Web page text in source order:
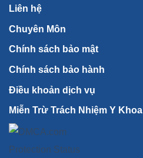
Liên hệ
Chuyên Môn
Chính sách bảo mật
Chính sách bảo hành
Điều khoản dịch vụ
Miễn Trừ Trách Nhiệm Y Khoa